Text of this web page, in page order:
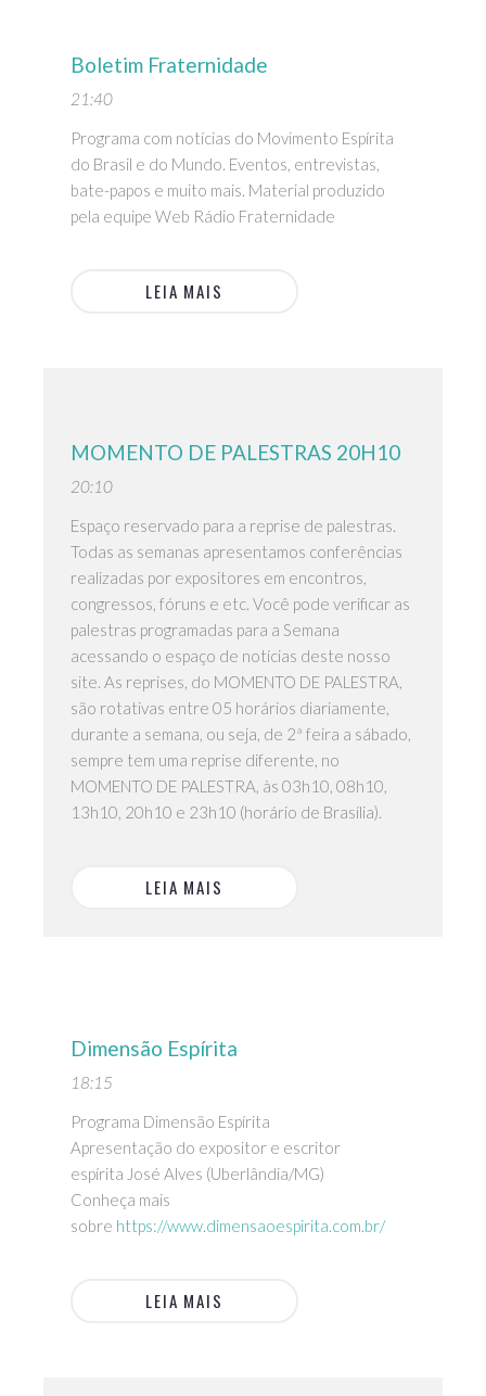
Boletim Fraternidade
21:40
Programa com notícias do Movimento Espírita
do Brasil e do Mundo. Eventos, entrevistas,
bate-papos e muito mais. Material produzido
pela equipe Web Rádio Fraternidade
LEIA MAIS
MOMENTO DE PALESTRAS 20H10
20:10
Espaço reservado para a reprise de palestras.
Todas as semanas apresentamos conferências
realizadas por expositores em encontros,
congressos, fóruns e etc. Você pode verificar as
palestras programadas para a Semana
acessando o espaço de notícias deste nosso
site. As reprises, do MOMENTO DE PALESTRA,
são rotativas entre 05 horários diariamente,
durante a semana, ou seja, de 2ª feira a sábado,
sempre tem uma reprise diferente, no
MOMENTO DE PALESTRA, às 03h10, 08h10,
13h10, 20h10 e 23h10 (horário de Brasília).
LEIA MAIS
Dimensão Espírita
18:15
Programa Dimensão Espírita
Apresentação do expositor e escritor
espírita José Alves (Uberlândia/MG)
Conheça mais
sobre https://www.dimensaoespirita.com.br/
LEIA MAIS